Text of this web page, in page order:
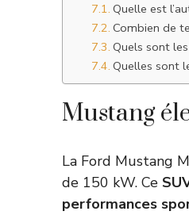
Quelle est
Combien de
Quels sont
Quelles sont
Mustang
La Ford Mustang
de 150 kW. Ce
performances